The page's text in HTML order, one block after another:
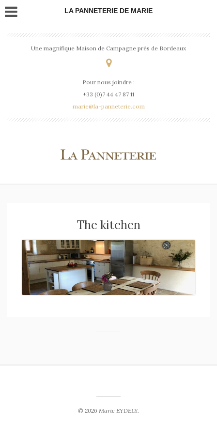
LA PANNETERIE DE MARIE
Une magnifique Maison de Campagne près de Bordeaux
Pour nous joindre :
+33 (0)7 44 47 87 11
marie@la-panneterie.com
The kitchen
© 2026 Marie EYDELY.